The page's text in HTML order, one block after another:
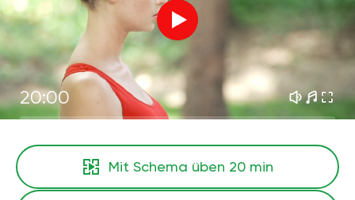
20:00
Mit Schema üben 20 min